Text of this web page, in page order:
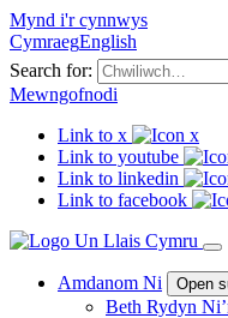
Mynd i'r cynnwys
CymraegEnglish
Search for:
Mewngofnodi
Link to x
Link to youtube
Link to linkedin
Link to facebook
Amdanom Ni Open
Beth Rydyn